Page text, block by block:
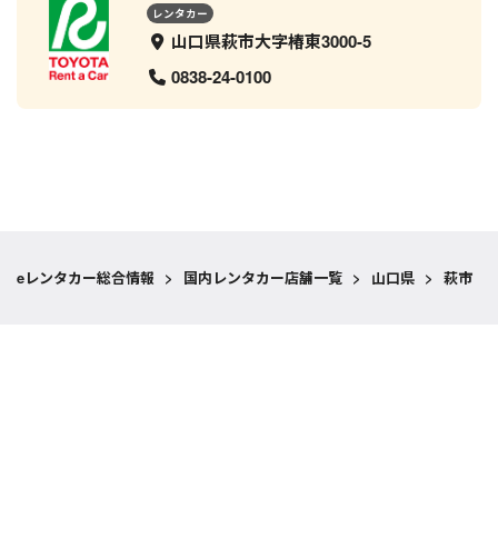
レンタカー
山口県萩市大字椿東3000-5
0838-24-0100
eレンタカー総合情報 > 国内レンタカー店舗一覧 > 山口県 > 萩市